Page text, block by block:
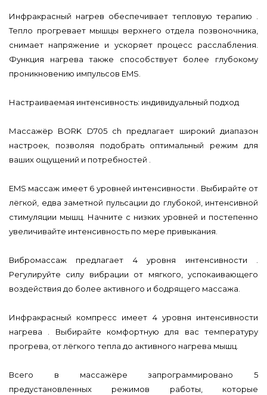
Инфракрасный нагрев обеспечивает тепловую терапию .
Тепло прогревает мышцы верхнего отдела позвоночника,
снимает напряжение и ускоряет процесс расслабления.
Функция нагрева также способствует более глубокому
проникновению импульсов EMS.
Настраиваемая интенсивность: индивидуальный подход
Массажёр BORK D705 ch предлагает широкий диапазон
настроек, позволяя подобрать оптимальный режим для
ваших ощущений и потребностей .
EMS массаж имеет 6 уровней интенсивности . Выбирайте от
лёгкой, едва заметной пульсации до глубокой, интенсивной
стимуляции мышц. Начните с низких уровней и постепенно
увеличивайте интенсивность по мере привыкания.
Вибромассаж предлагает 4 уровня интенсивности .
Регулируйте силу вибрации от мягкого, успокаивающего
воздействия до более активного и бодрящего массажа.
Инфракрасный компресс имеет 4 уровня интенсивности
нагрева . Выбирайте комфортную для вас температуру
прогрева, от лёгкого тепла до активного нагрева мышц.
Всего в массажёре запрограммировано 5
предустановленных режимов работы, которые